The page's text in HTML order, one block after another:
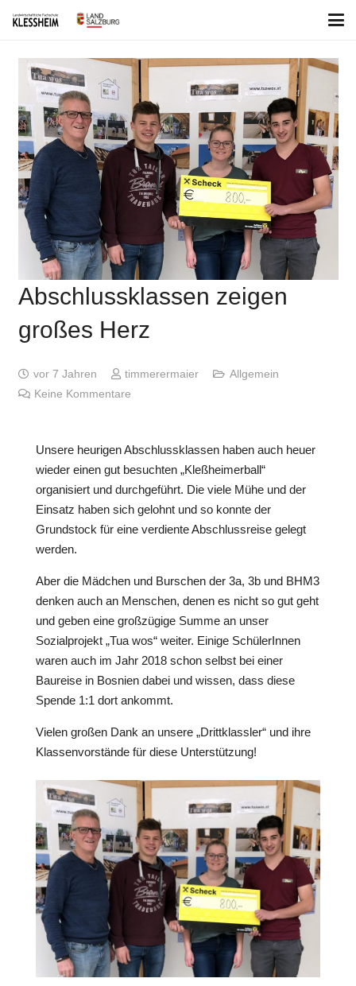
Abschlussklassen zeigen
großes Herz
vor 7 Jahren timmerermaier
Allgemein
Keine Kommentare
Unsere heurigen Abschlussklassen haben auch heuer
wieder einen gut besuchten „Kleßheimerball“
organisiert und durchgeführt. Die viele Mühe und der
Einsatz haben sich gelohnt und so konnte der
Grundstock für eine verdiente Abschlussreise gelegt
werden.
Aber die Mädchen und Burschen der 3a, 3b und BHM3
denken auch an Menschen, denen es nicht so gut geht
und geben eine großzügige Summe an unser
Sozialprojekt „Tua wos“ weiter. Einige SchülerInnen
waren auch im Jahr 2018 schon selbst bei einer
Baureise in Bosnien dabei und wissen, dass diese
Spende 1:1 dort ankommt.
Vielen großen Dank an unsere „Drittklassler“ und ihre
Klassenvorstände für diese Unterstützung!